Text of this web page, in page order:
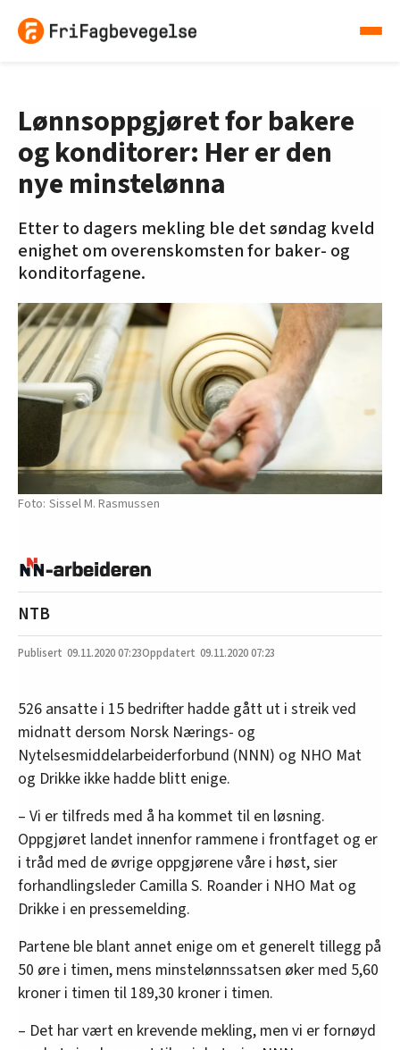
Lønnsoppgjøret for bakere
og konditorer: Her er den
nye minstelønna
Etter to dagers mekling ble det søndag kveld
enighet om overenskomsten for baker- og
konditorfagene.
Sissel M. Rasmussen
NTB
09.11.202007:23 09.11.2020 07:23
526 ansatte i 15 bedrifter hadde gått ut i streik ved
midnatt dersom Norsk Nærings- og
Nytelsesmiddelarbeiderforbund (NNN) og NHO Mat
og Drikke ikke hadde blitt enige.
– Vi er tilfreds med å ha kommet til en løsning.
Oppgjøret landet innenfor rammene i frontfaget og er
i tråd med de øvrige oppgjørene våre i høst, sier
forhandlingsleder Camilla S. Roander i NHO Mat og
Drikke i en pressemelding.
Partene ble blant annet enige om et generelt tillegg på
50 øre i timen, mens minstelønnssatsen øker med 5,60
kroner i timen til 189,30 kroner i timen.
– Det har vært en krevende mekling, men vi er fornøyd